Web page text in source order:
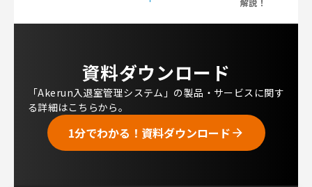
資料ダウンロード
「Akerun入退室管理システム」の製品・サービスに関す
る詳細はこちらから。
1分でわかる！資料ダウンロード arrow_forward